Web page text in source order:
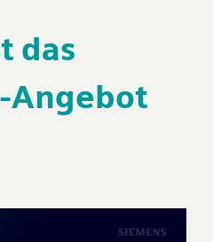
das
Angebot